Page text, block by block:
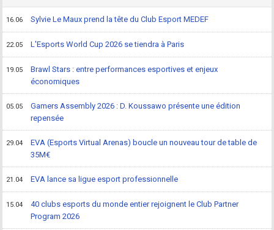
16.06 Sylvie Le Maux prend la tête du Club Esport MEDEF
22.05 L'Esports World Cup 2026 se tiendra à Paris
19.05
Brawl Stars : entre performances esportives et enjeux
économiques
05.05
Gamers Assembly 2026 : D. Koussawo présente une édition
repensée
29.04
EVA (Esports Virtual Arenas) boucle un nouveau tour de table de
35M€
21.04 EVA lance sa ligue esport professionnelle
15.04
40 clubs esports du monde entier rejoignent le Club Partner
Program 2026